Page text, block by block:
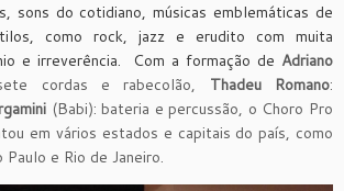
sons do cotidiano, músicas emblemáticas de
como rock, jazz e erudito com muita
e irreverência. Com a formação de Adriano
cordas e rabecolão, Thadeu Romano:
(Babi): bateria e percussão, o Choro Pro
em vários estados e capitais do país, como
e Rio de Janeiro.